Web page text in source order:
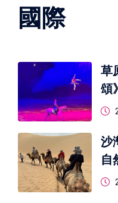
國際
草
頌
沙
自